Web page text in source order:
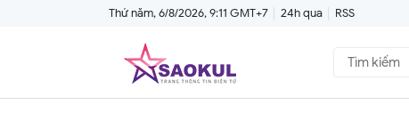
Thứ năm, 6/8/2026, 9:11 GMT+7 24h qua RSS